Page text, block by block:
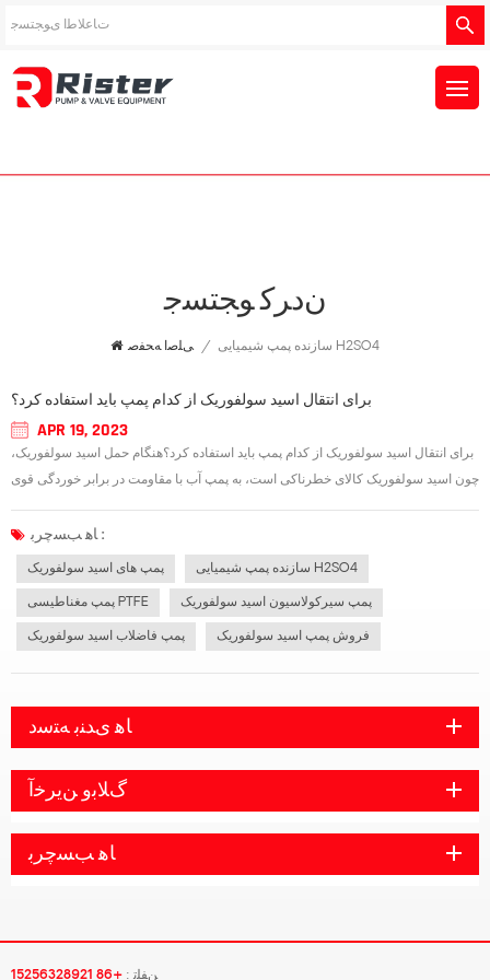
ﻥﺩﺮﮐ ﻮﺠﺘﺴﺟ
ﯽﻠﺻﺍ ﻪﺤﻔﺻ / سازنده پمپ شیمیایی H2SO4
برای انتقال اسید سولفوریک از کدام پمپ باید استفاده کرد؟
APR 19, 2023
برای انتقال اسید سولفوریک از کدام پمپ باید استفاده کرد؟هنگام حمل اسید سولفوریک،
چون اسید سولفوریک کالای خطرناکی است، به پمپ آب با مقاومت در برابر خوردگی قوی
ﺎﻫ ﺐﺴﭼﺮﺑ :
پمپ های اسید سولفوریک سازنده پمپ شیمیایی H2SO4
پمپ مغناطیسی PTFE پمپ سیرکولاسیون اسید سولفوریک
پمپ فاضلاب اسید سولفوریک فروش پمپ اسید سولفوریک
ﺎﻫ ﯼﺪﻨﺑ ﻪﺘﺳﺩ
ﮒﻼ ﺑﻭ ﻦﯾﺮﺧﺁ
ﺎﻫ ﺐﺴﭼﺮﺑ
ﻦﻔﻠﺗ : +86 15256328921